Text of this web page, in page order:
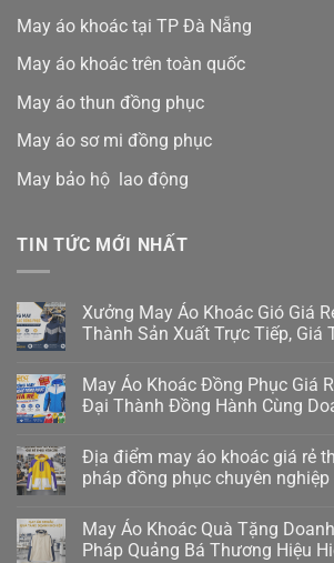
May áo khoác tại TP Đà Nẵng
May áo khoác trên toàn quốc
May áo thun đồng phục
May áo sơ mi đồng phục
May bảo hộ lao động
TIN TỨC MỚI NHẤT
Xưởng May Áo Khoác Gió Giá
Thành Sản Xuất Trực Tiếp, Giá
May Áo Khoác Đồng Phục Giá
Đại Thành Đồng Hành Cùng
Địa điểm may áo khoác giá rẻ
pháp đồng phục chuyên
May Áo Khoác Quà Tặng
Pháp Quảng Bá Thương Hiệu